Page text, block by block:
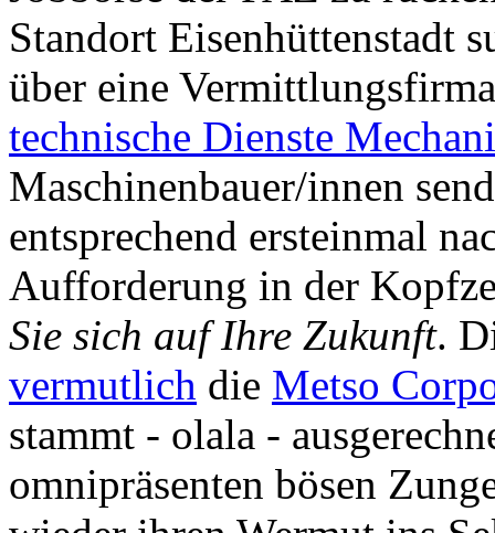
Standort Eisenhüttenstadt
über eine
technische Dienste
Maschinenbauer/innen
entsprechend ersteinmal
Aufforderung in der
Sie sich auf Ihre Zukunft.
vermutlich die Metso
stammt - olala -
omnipräsenten bösen